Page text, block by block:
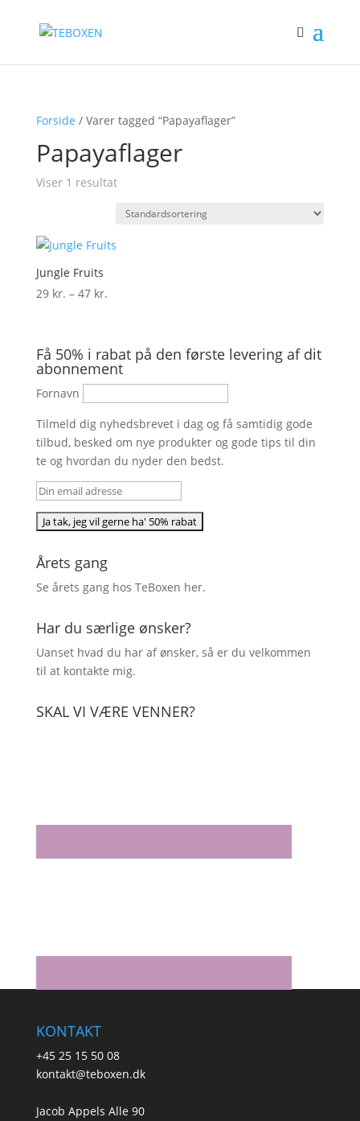
Forside / Varer tagged “Papayaflager”
Papayaflager
Viser 1 resultat
Jungle Fruits
29 kr. – 47 kr.Prisinterval:
47 kr.
Få 50% i rabat på den første levering af dit
abonnement
Fornavn
Tilmeld dig nyhedsbrevet i dag og få samtidig gode
tilbud, besked om nye produkter og gode tips til din
te og hvordan du nyder den bedst.
Årets gang
Se årets gang hos TeBoxen her.
Har du særlige ønsker?
Uanset hvad du har af ønsker, så er du velkommen
til at kontakte mig.
SKAL VI VÆRE VENNER?
KONTAKT
+45 25 15 50 08
kontakt@teboxen.dk
Jacob Appels Alle 90